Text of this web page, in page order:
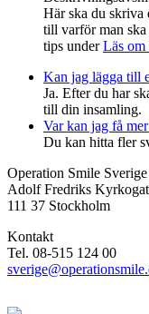
Här ska du skriva
till varför man ska
tips underLäs om
Kan jag lägga till
Ja. Efter du har
till din insamling.
Var kan jag få
Du kan hitta fler
Operation Smile Sverige
Adolf Fredriks
111 37 Stockholm
Kontakt
Tel. 08-515 124 00